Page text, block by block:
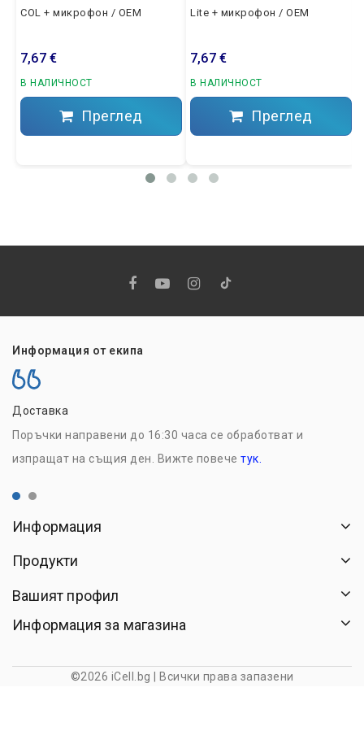
COL + микрофон / OEM
7,67 €
В НАЛИЧНОСТ
Преглед
Lite + микрофон / OEM
7,67 €
В НАЛИЧНОСТ
Преглед
Информация от екипа
Доставка
Поръчки направени до 16:30 часа се обработват и
изпращат на същия ден. Вижте повече тук.
Информация
Продукти
Вашият профил
Информация за магазина
©2026 iCell.bg | Всички права запазени